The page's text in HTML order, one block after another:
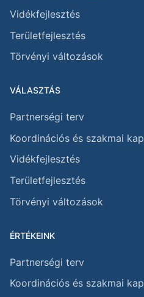
Vidékfejlesztés
Területfejlesztés
Törvényi változások
VÁLASZTÁS
Partnerségi terv
Koordinációs és szakmai
Vidékfejlesztés
Területfejlesztés
Törvényi változások
ÉRTÉKEINK
Partnerségi terv
Koordinációs és szakmai